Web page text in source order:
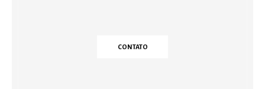
CONTATO